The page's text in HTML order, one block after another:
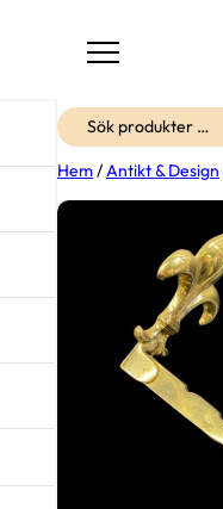
Sök
Hem / Antikt & Design